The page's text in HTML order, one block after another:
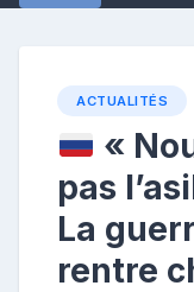
ACTUALITÉS
«
pas
La
rentre